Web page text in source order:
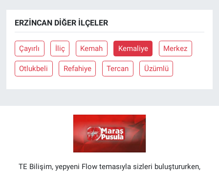
ERZINCAN DIĞER İLÇELER
Çayırlı İliç Kemah Kemaliye Merkez
Otlukbeli Refahiye Tercan Üzümlü
TE Bilişim, yepyeni Flow temasıyla sizleri buluştururken,